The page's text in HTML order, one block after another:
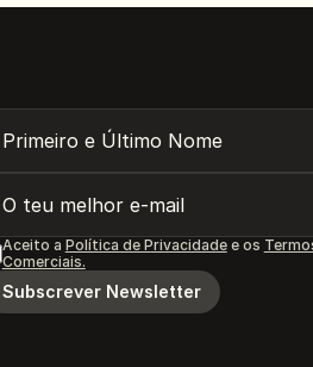
Aceito a Política de Privacidade e os
Comerciais.
Subscrever Newsletter